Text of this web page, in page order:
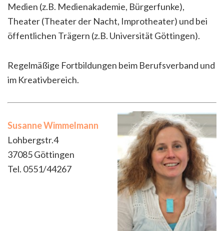
Medien (z.B. Medienakademie, Bürgerfunke),
Theater (Theater der Nacht, Improtheater) und bei
öffentlichen Trägern (z.B. Universität Göttingen).
Regelmäßige Fortbildungen beim Berufsverband und
im Kreativbereich.
Susanne Wimmelmann
Lohbergstr.4
37085 Göttingen
Tel. 0551/44267